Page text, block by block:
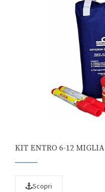
KIT ENTRO 6-12 MIGLIA
Scopri